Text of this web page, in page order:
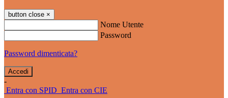
button close ×
Nome Utente
Password
Password dimenticata?
-
Entra con SPID Entra con CIE